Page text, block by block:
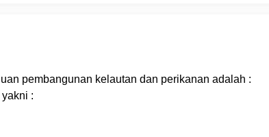
pembangunan kelautan dan perikanan adalah :
: